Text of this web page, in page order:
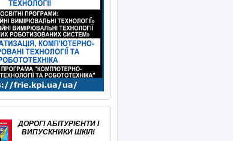
ДОРОГІ АБІТУРІЄНТИ І
ВИПУСКНИКИ ШКІЛ!